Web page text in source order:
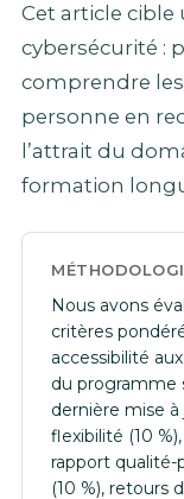
Cet article
cybersécurité :
comprendre
personne en
l’attrait du
formation
Nous avons
critères
accessibilité
du programme
dernière mise
flexibilité (10
rapport qualité-
(10 %), retours